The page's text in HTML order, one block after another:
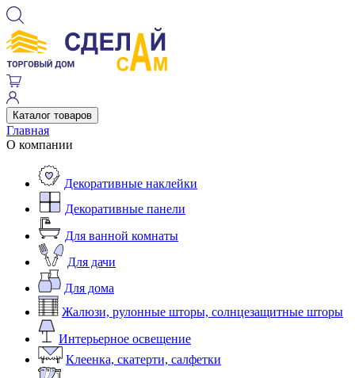
Каталог товаров
Главная
О компании
Декоративные наклейки
Декоративные панели
Для ванной комнаты
Для дачи
Для дома
Жалюзи, рулонные шторы, солнцезащитные шторы
Интерьерное освещение
Клеенка, скатерти, салфетки